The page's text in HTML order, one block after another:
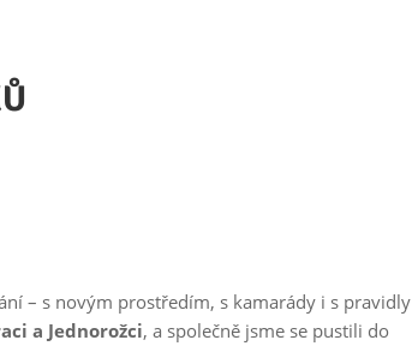
– s novým prostředím, s kamarády i s pravidly
a Jednorožci, a společně jsme se pustili do